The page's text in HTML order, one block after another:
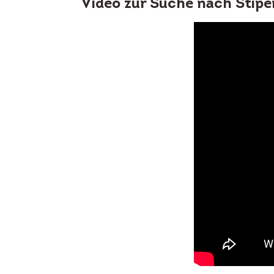
Video zur Suche nach